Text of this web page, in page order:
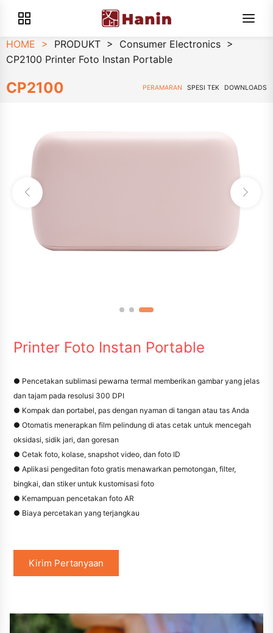
HOME > PRODUKT > Consumer Electronics >
CP2100 Printer Foto Instan Portable
CP2100 PERAMARAN SPESI TEK DOWNLOADS
Printer Foto Instan Portable
● Pencetakan sublimasi pewarna termal memberikan gambar yang jelas
dan tajam pada resolusi 300 DPI
● Kompak dan portabel, pas dengan nyaman di tangan atau tas Anda
● Otomatis menerapkan film pelindung di atas cetak untuk mencegah
oksidasi, sidik jari, dan goresan
● Cetak foto, kolase, snapshot video, dan foto ID
● Aplikasi pengeditan foto gratis menawarkan pemotongan, filter,
bingkai, dan stiker untuk kustomisasi foto
● Kemampuan pencetakan foto AR
● Biaya percetakan yang terjangkau
Kirim Pertanyaan